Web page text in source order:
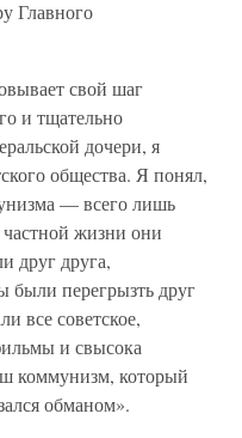
Главного
свой шаг
и тщательно
дочери, я
общества. Я понял,
— всего лишь
жизни они
друг друга,
были перегрызть друг
все советское,
и свысока
коммунизм, который
обманом».